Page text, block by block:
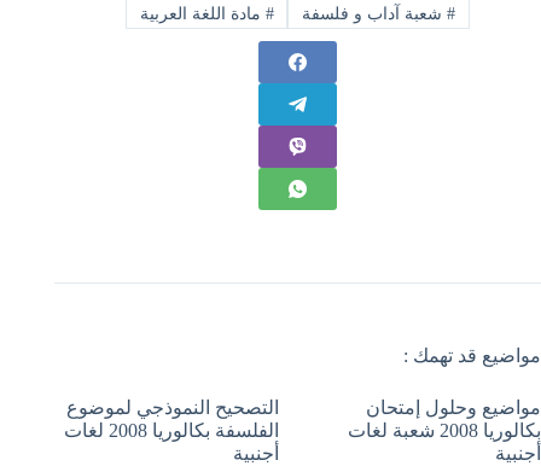
#شعبة آداب و فلسفة # مادة اللغة العربية
مواضيع قد تهمك :
مواضيع وحلول إمتحان
بكالوريا 2008 شعبة لغات
أجنبية
التصحيح النموذجي لموضوع
الفلسفة بكالوريا 2008 لغات
أجنبية